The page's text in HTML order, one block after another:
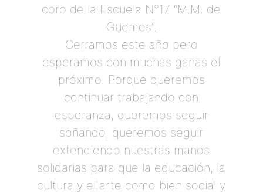
coro de la Escuela N°17 “M.M. de
Guemes”.
Cerramos este año pero
esperamos con muchas ganas el
próximo. Porque queremos
continuar trabajando con
esperanza, queremos seguir
soñando, queremos seguir
extendiendo nuestras manos
solidarias para que la educación, la
cultura y el arte como bien social y